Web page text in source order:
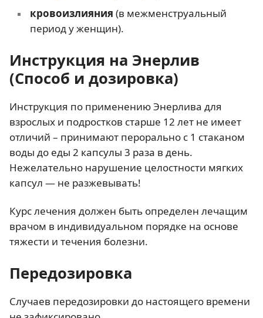
кровоизлияния (в межменструальный
период у женщин).
Инструкция на Энерлив
(Способ и дозировка)
Инструкция по применению Энерлива для
взрослых и подростков старше 12 лет не имеет
отличий – принимают перорально с 1 стаканом
воды до еды 2 капсулы 3 раза в день.
Нежелательно нарушение целостности мягких
капсул — не разжевывать!
Курс лечения должен быть определен лечащим
врачом в индивидуальном порядке на основе
тяжести и течения болезни.
Передозировка
Случаев передозировки до настоящего времени